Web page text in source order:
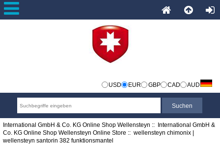
USD EUR GBP CAD AUD
International GmbH & Co. KG Online Shop Wellensteyn :: International GmbH &
Co. KG Online Shop Wellensteyn Online Store :: wellensteyn chimonix |
wellensteyn santorin 382 funktionsmantel